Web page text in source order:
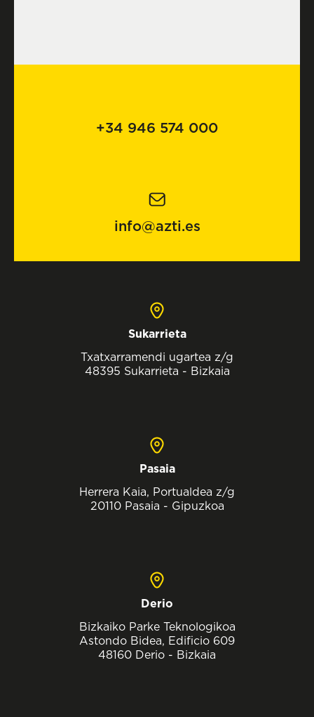
+34 946 574 000
info@azti.es
Sukarrieta
Txatxarramendi ugartea z/g
48395 Sukarrieta - Bizkaia
Pasaia
Herrera Kaia, Portualdea z/g
20110 Pasaia - Gipuzkoa
Derio
Bizkaiko Parke Teknologikoa
Astondo Bidea, Edificio 609
48160 Derio - Bizkaia